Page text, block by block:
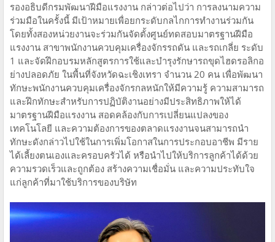
รองอธิบดีกรมพัฒนาฝีมือแรงงาน กล่าวต่อไปว่า การลงนามความ
ร่วมมือในครั้งนี้ มีเป้าหมายเพื่อยกระดับกลไกการทำงานร่วมกัน
โดยทั้งสองหน่วยงานจะร่วมกันจัดตั้งศูนย์ทดสอบมาตรฐานฝีมือ
แรงงาน สาขาพนักงานควบคุมเครื่องจักรรถดัน และรถเกลี่ย ระดับ
1 และจัดฝึกอบรมหลักสูตรการใช้และบำรุงรักษารถขุดไฮดรอลิกอ
ย่างปลอดภัย ในพื้นที่จังหวัดฉะเชิงเทรา จำนวน 20 คน เพื่อพัฒนา
ทักษะพนักงานควบคุมเครื่องจักรกลหนักให้มีความรู้ ความสามารถ
และฝึกทักษะสำหรับการปฏิบัติงานอย่างมีประสิทธิภาพให้ได้
มาตรฐานฝีมือแรงงาน สอดคล้องกับการเปลี่ยนแปลงของ
เทคโนโลยี และความต้องการของตลาดแรงงานจนสามารถนำ
ทักษะดังกล่าวไปใช้ในการเพิ่มโอกาสในการประกอบอาชีพ มีราย
ได้เลี้ยงตนเองและครอบครัวได้ หรือนำไปให้บริการลูกค้าได้ด้วย
ความรวดเร็วและถูกต้อง สร้างความเชื่อมั่น และความประทับใจ
แก่ลูกค้าที่มาใช้บริการของบริษัท